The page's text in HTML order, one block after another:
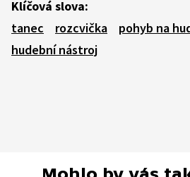
Klíčová slova:
tanec
rozcvička pohyb na
hudební nástroj